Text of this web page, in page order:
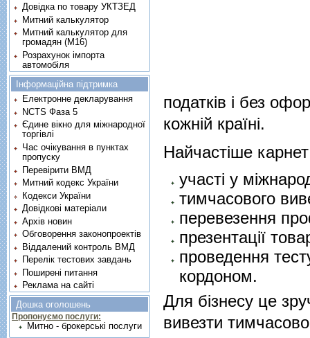
податків і без
кожній країні.
Найчастіше
участі у
тимчасового
перевезення
презентації
проведення
кордоном.
Для бізнесу це
вивезти
Довідка по товару УКТЗЕД
Митний калькулятор
Митний калькулятор для
громадян (М16)
Розрахунок імпорта
автомобіля
Інформаційна підтримка
Електронне декларування
NCTS Фаза 5
Єдине вікно для міжнародної
торгівлі
Час очікування в пунктах
пропуску
Перевірити ВМД
Митний кодекс України
Кодекси України
Довідкові матеріали
Архів новин
Обговорення законопроектів
Віддалений контроль ВМД
Перелік тестових завдань
Поширені питання
Реклама на сайті
Дошка оголошень
Пропонуємо послуги:
Митно - брокерські послуги